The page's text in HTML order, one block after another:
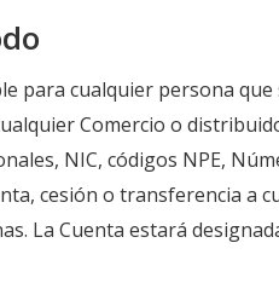
para cualquier persona
Comercio o
NIC, códigos NPE,
cesión o transferencia
La Cuenta estará